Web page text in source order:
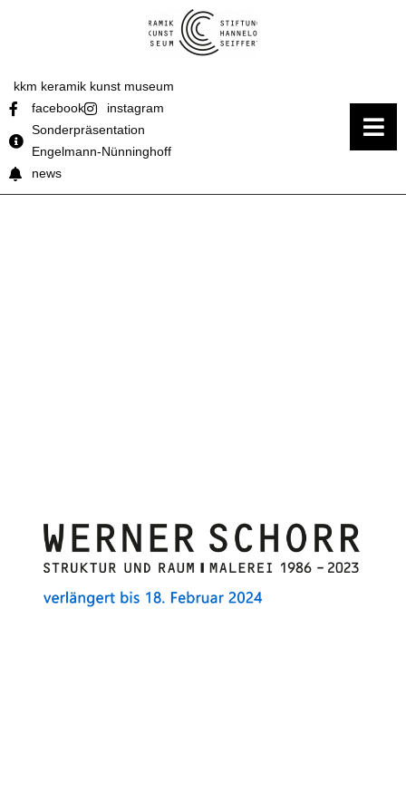
kkm keramik kunst museum
facebook
instagram
Sonderpräsentation
Engelmann-Nünninghoff
news